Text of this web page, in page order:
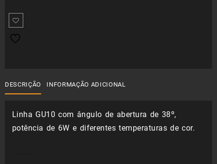
DESCRIÇÃO INFORMAÇÃO ADICIONAL
Linha GU10 com ângulo de abertura de 38º,
potência de 6W e diferentes temperaturas de cor.